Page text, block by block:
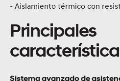
- Aislamiento térmico con
Principales
Sistema avanzado de